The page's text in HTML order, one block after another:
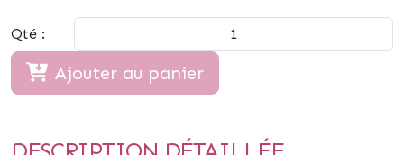
Qté :
Ajouter au panier